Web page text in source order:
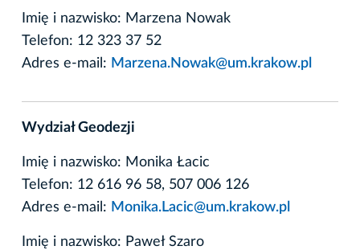
Imię i nazwisko: Marzena Nowak
Telefon: 12 323 37 52
Adres e-mail: Marzena.Nowak@um.krakow.pl
Wydział Geodezji
Imię i nazwisko: Monika Łacic
Telefon: 12 616 96 58, 507 006 126
Adres e-mail: Monika.Lacic@um.krakow.pl
Imię i nazwisko: Paweł Szaro